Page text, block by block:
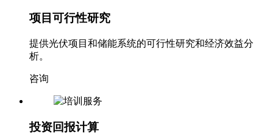
项目可行性研究
提供光伏项目和储能系统的可行性研究和经济效益分
析。
咨询
投资回报计算